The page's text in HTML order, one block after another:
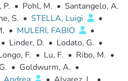
P. • Pohl, M. • Santangelo, A.
S. • STELLA, Luigi
•
• MULERI, FABIO
•
• Linder, D. • Lodato, G. •
F. • Lu, F. • Ribo, M. •
• Goldwurm, A. •